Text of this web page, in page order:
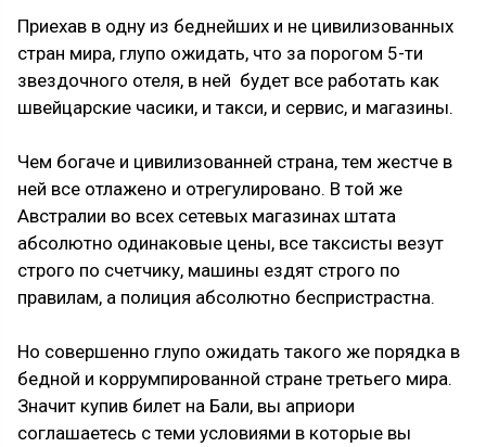
Приехав в одну из беднейших и не цивилизованных
стран мира, глупо ожидать, что за порогом 5-ти
звездочного отеля, в ней будет все работать как
швейцарские часики, и такси, и сервис, и магазины.
Чем богаче и цивилизованней страна, тем жестче в
ней все отлажено и отрегулировано. В той же
Австралии во всех сетевых магазинах штата
абсолютно одинаковые цены, все таксисты везут
строго по счетчику, машины ездят строго по
правилам, а полиция абсолютно беспристрастна.
Но совершенно глупо ожидать такого же порядка в
бедной и коррумпированной стране третьего мира.
Значит купив билет на Бали, вы априори
соглашаетесь с теми условиями в которые вы